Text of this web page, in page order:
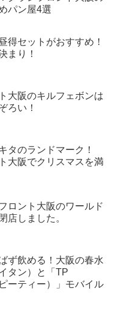
パン屋4選
得セットがおすすめ！
まり！
大阪のキルフェボンは
ろい！
キタのランドマーク！
大阪でクリスマスを満
ロント大阪のワールド
店しました。
ず飲める！大阪の春水
タン）と「TP
ーティー）」モバイル